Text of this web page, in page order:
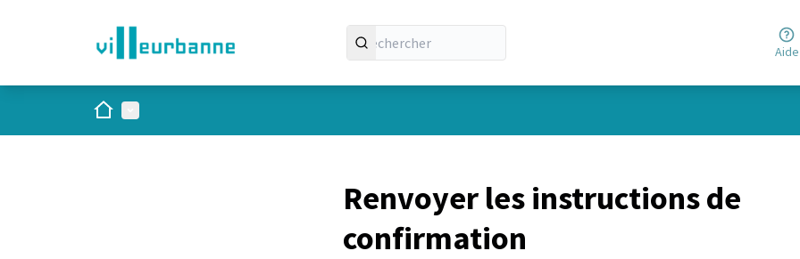
Aide
AccueilMenu principal
Renvoyer les instructions de
confirmation